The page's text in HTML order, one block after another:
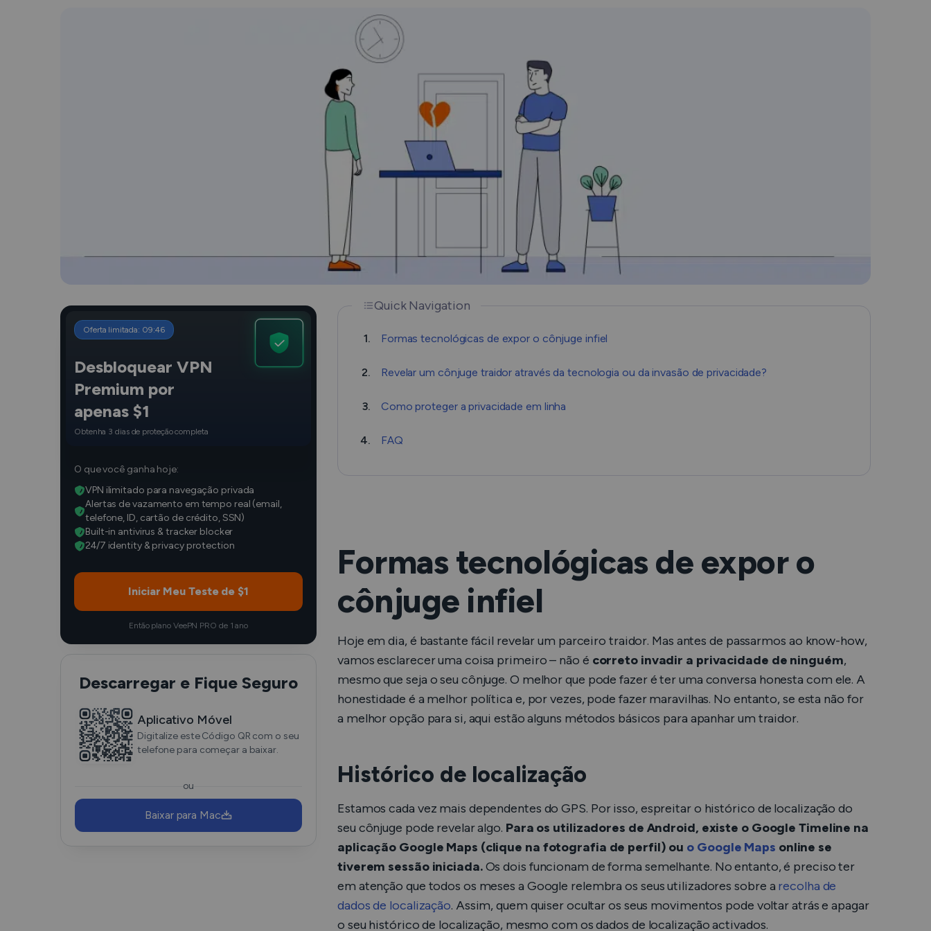
How Does a VPN Work?
Čeština
Oferta limitada: 09:45
Desbloquear VPN
Premium por
apenas $1
Obtenha 3 dias de proteção completa
O que você ganha hoje:
VPN ilimitado para navegação privada
Alertas de vazamento em tempo real (email,
telefone, ID, cartão de crédito, SSN)
Built-in antivirus & tracker blocker
24/7 identity & privacy protection
Iniciar Meu Teste de $1
Então plano VeePN PRO de 1 ano
Descarregar e Fique Seguro
Aplicativo Móvel
Digitalize este Código QR com o seu
telefone para começar a baixar.
ou
Baixar para Mac
Quick Navigation
1. Formas tecnológicas de expor o cônjuge infiel
2. Revelar um cônjuge traidor através da tecnologia ou da invasão de privacidade?
3. Como proteger a privacidade em linha
4. FAQ
Formas tecnológicas de expor o
cônjuge infiel
Hoje em dia, é bastante fácil revelar um parceiro traidor. Mas antes de passarmos ao know-how,
vamos esclarecer uma coisa primeiro – não é correto invadir a privacidade de ninguém,
mesmo que seja o seu cônjuge. O melhor que pode fazer é ter uma conversa honesta com ele. A
honestidade é a melhor política e, por vezes, pode fazer maravilhas. No entanto, se esta não for
a melhor opção para si, aqui estão alguns métodos básicos para apanhar um traidor.
Histórico de localização
Estamos cada vez mais dependentes do GPS. Por isso, espreitar o histórico de localização do
seu cônjuge pode revelar algo. Para os utilizadores de Android, existe o Google Timeline na
aplicação Google Maps (clique na fotografia de perfil) ou o Google Maps online se
tiverem sessão iniciada.Os dois funcionam de forma semelhante. No entanto, é preciso ter
em atenção que todos os meses a Google relembra os seus utilizadores sobre a recolha de
dados de localização. Assim, quem quiser ocultar os seus movimentos pode voltar atrás e apagar
o seu histórico de localização, mesmo com os dados de localização activados.